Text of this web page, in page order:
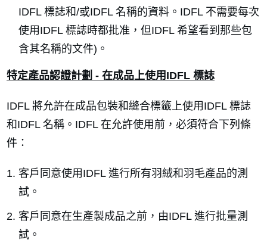
IDFL 標誌和/或IDFL 名稱的資料。IDFL 不需要每次
使用IDFL 標誌時都批准，但IDFL 希望看到那些包
含其名稱的文件)。
特定產品認證計劃 - 在成品上使用IDFL 標誌
IDFL 將允許在成品包裝和縫合標籤上使用IDFL 標誌
和IDFL 名稱。IDFL 在允許使用前，必須符合下列條
件：
客戶同意使用IDFL 進行所有羽絨和羽毛產品的測
試。
客戶同意在生產製成品之前，由IDFL 進行批量測
試。